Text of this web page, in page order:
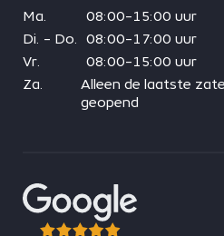
Ma.
08:00-15:00 uur
Di. - Do.
08:00-17:00 uur
Vr.
08:00-15:00 uur
Za.
Alleen de laatste
geopend